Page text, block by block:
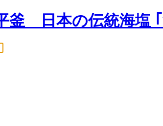
釜 日本の伝統海塩